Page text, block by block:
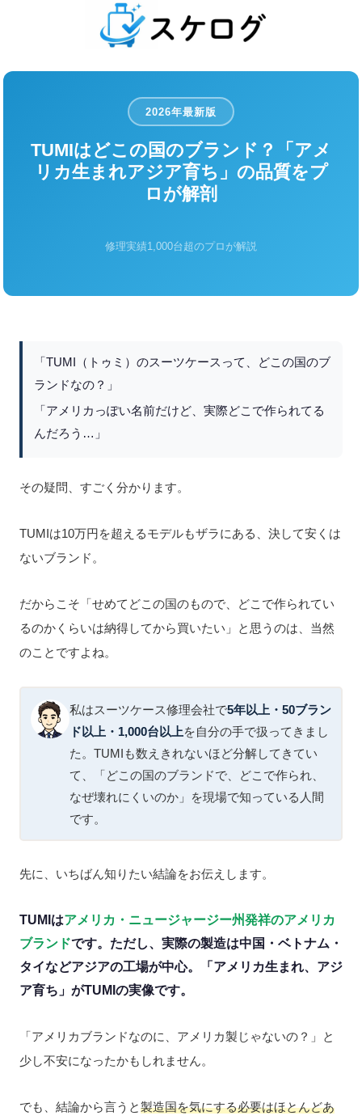
2026年最新版
TUMIはどこの国のブランド？「アメ
リカ生まれアジア育ち」の品質をプ
ロが解剖
修理実績1,000台超のプロが解説
「TUMI（トゥミ）のスーツケースって、どこの国のブ
ランドなの？」
「アメリカっぽい名前だけど、実際どこで作られてる
んだろう…」
その疑問、すごく分かります。
TUMIは10万円を超えるモデルもザラにある、決して安くは
ないブランド。
だからこそ「せめてどこの国のもので、どこで作られてい
るのかくらいは納得してから買いたい」と思うのは、当然
のことですよね。
私はスーツケース修理会社で5年以上・50ブラン
ド以上・1,000台以上を自分の手で扱ってきまし
た。TUMIも数えきれないほど分解してきてい
て、「どこの国のブランドで、どこで作られ、
なぜ壊れにくいのか」を現場で知っている人間
です。
先に、いちばん知りたい結論をお伝えします。
TUMIはアメリカ・ニュージャージー州発祥のアメリカ
ブランドです。ただし、実際の製造は中国・ベトナム・
タイなどアジアの工場が中心。「アメリカ生まれ、アジ
ア育ち」がTUMIの実像です。
「アメリカブランドなのに、アメリカ製じゃないの？」と
少し不安になったかもしれません。
でも、結論から言うと製造国を気にする必要はほとんどあ